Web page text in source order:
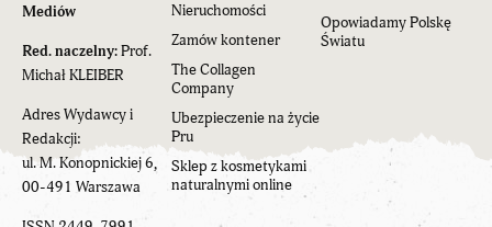
Mediów
Red. naczelny:Prof.
Michał KLEIBER
Adres Wydawcy i
Redakcji:
ul. M. Konopnickiej 6,
00-491 Warszawa
Nieruchomości
Zamów kontener
The Collagen
Company
Ubezpieczenie na życie
Pru
Sklep z kosmetykami
naturalnymi online
Opowiadamy Polskę
Światu